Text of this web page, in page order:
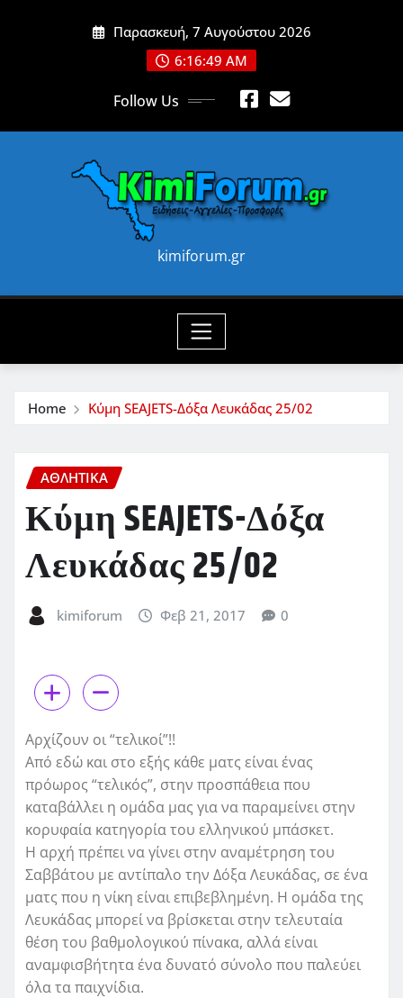
Παρασκευή, 7 Αυγούστου 2026
6:16:51 AM
Follow Us
kimiforum.gr
Home Κύμη SEAJETS-Δόξα Λευκάδας 25/02
ΑΘΛΗΤΙΚΑ
Κύμη SEAJETS-Δόξα
Λευκάδας 25/02
kimiforum Φεβ 21, 2017 0
Αρχίζουν οι “τελικοί”!!
Από εδώ και στο εξής κάθε ματς είναι ένας
πρόωρος “τελικός”, στην προσπάθεια που
καταβάλλει η ομάδα μας για να παραμείνει στην
κορυφαία κατηγορία του ελληνικού μπάσκετ.
Η αρχή πρέπει να γίνει στην αναμέτρηση του
Σαββάτου με αντίπαλο την Δόξα Λευκάδας, σε ένα
ματς που η νίκη είναι επιβεβλημένη. Η ομάδα της
Λευκάδας μπορεί να βρίσκεται στην τελευταία
θέση του βαθμολογικού πίνακα, αλλά είναι
αναμφισβήτητα ένα δυνατό σύνολο που παλεύει
όλα τα παιχνίδια.